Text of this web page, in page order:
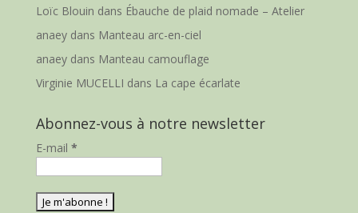
Loïc Blouin dans Ébauche de plaid nomade – Atelier
anaeydans Manteau arc-en-ciel
anaeydans Manteau camouflage
Virginie MUCELLI dans La cape écarlate
Abonnez-vous à notre newsletter
E-mail *